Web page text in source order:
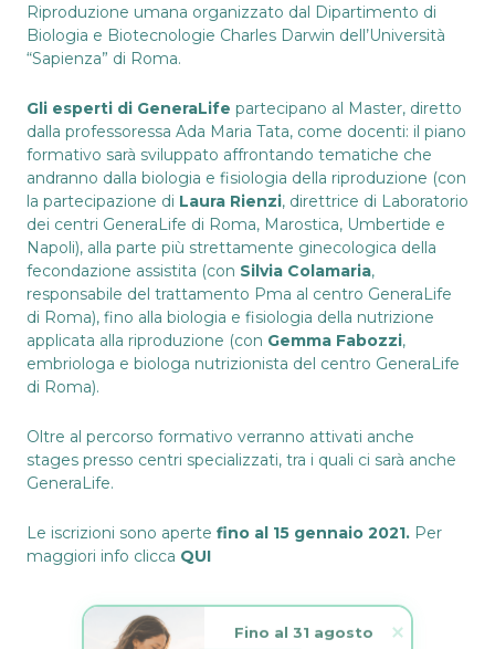
Riproduzione umana organizzato dal Dipartimento di
Biologia e Biotecnologie Charles Darwin dell’Università
“Sapienza” di Roma.
Gli esperti di GeneraLife partecipano al Master, diretto
dalla professoressa Ada Maria Tata, come docenti: il piano
formativo sarà sviluppato affrontando tematiche che
andranno dalla biologia e fisiologia della riproduzione (con
la partecipazione di Laura Rienzi, direttrice di Laboratorio
dei centri GeneraLife di Roma, Marostica, Umbertide e
Napoli), alla parte più strettamente ginecologica della
fecondazione assistita (con Silvia Colamaria,
responsabile del trattamento Pma al centro GeneraLife
di Roma), fino alla biologia e fisiologia della nutrizione
applicata alla riproduzione (con Gemma Fabozzi,
embriologa e biologa nutrizionista del centro GeneraLife
di Roma).
Oltre al percorso formativo verranno attivati anche
stages presso centri specializzati, tra i quali ci sarà anche
GeneraLife.
Le iscrizioni sono aperte fino al 15 gennaio 2021. Per
maggiori info clicca QUI